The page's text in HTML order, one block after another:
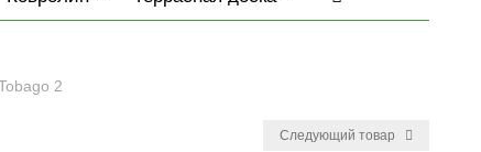
2
Следующий товар